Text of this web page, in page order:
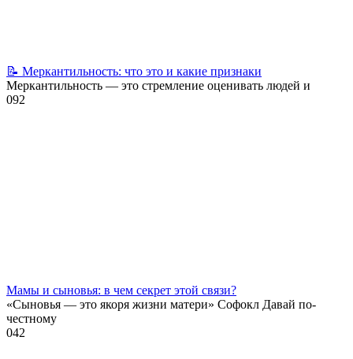
📝 Меркантильность: что это и какие признаки
Меркантильность — это стремление оценивать людей и
092
Мамы и сыновья: в чем секрет этой связи?
«Сыновья — это якоря жизни матери» Софокл Давай по-
честному
042